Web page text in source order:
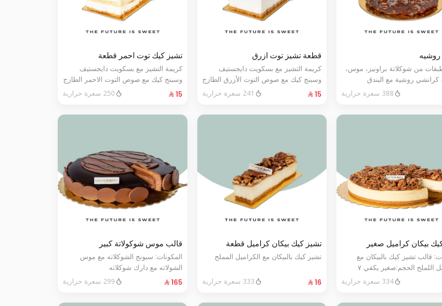
من شوكلاتة براونيز، موس،
كرانشي روشية مع البندق
388 سعرة حرارية
قطعة تشيز توت ازرق
كريمة التشيز مع بسكويت دايجستيف
وسبنج كيك مع صوص التوت الأزرق الطازج
241 سعرة حرارية
تشيز كيك توت احمر قطعة
كريمة التشيز مع بسكويت دايجستيف
وسبنج كيك مع صوص التوت الاحمر الطازج
250 سعرة حرارية
بيكان كراميل صغير
قالب تشيز كيك بالبيكان مع
الكراميل اللملح الحجم:صغير يكفي ٧
334 سعرة حرارية
تشيز كيك بيكان كراميل قطعة
تشيز كيك بالبيكان مع الكراميل المملح
333 سعرة حرارية
قالب موس شوكولاتة كبير
المكونات: سبونج الشوكلاته مع موس
الشولاته مع دارك شوكلاته
الحجم:كبير يكفي ١٢ أشخاص"
299 سعرة حرارية